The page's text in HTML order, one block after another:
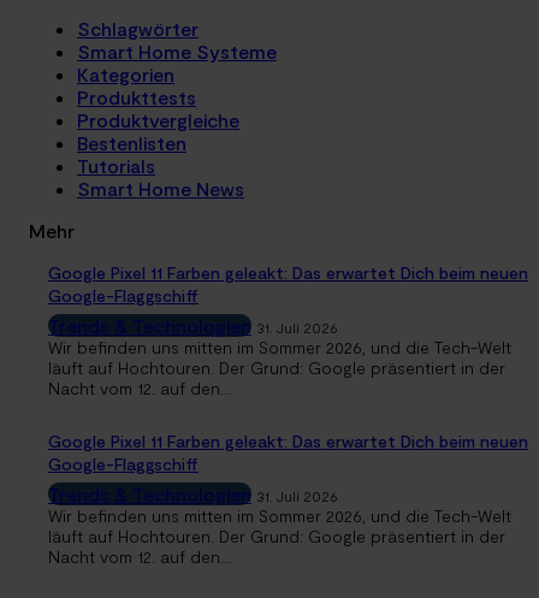
Schlagwörter
Smart Home Systeme
Kategorien
Produkttests
Produktvergleiche
Bestenlisten
Tutorials
Smart Home News
Mehr
Google Pixel 11 Farben geleakt: Das erwartet Dich beim neuen
Google-Flaggschiff
Trends & Technologien 31. Juli 2026
Wir befinden uns mitten im Sommer 2026, und die Tech-Welt
läuft auf Hochtouren. Der Grund: Google präsentiert in der
Nacht vom 12. auf den...
Google Pixel 11 Farben geleakt: Das erwartet Dich beim neuen
Google-Flaggschiff
Trends & Technologien 31. Juli 2026
Wir befinden uns mitten im Sommer 2026, und die Tech-Welt
läuft auf Hochtouren. Der Grund: Google präsentiert in der
Nacht vom 12. auf den...